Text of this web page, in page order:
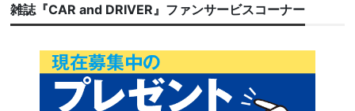
雑誌『CAR and DRIVER』ファンサービスコーナー